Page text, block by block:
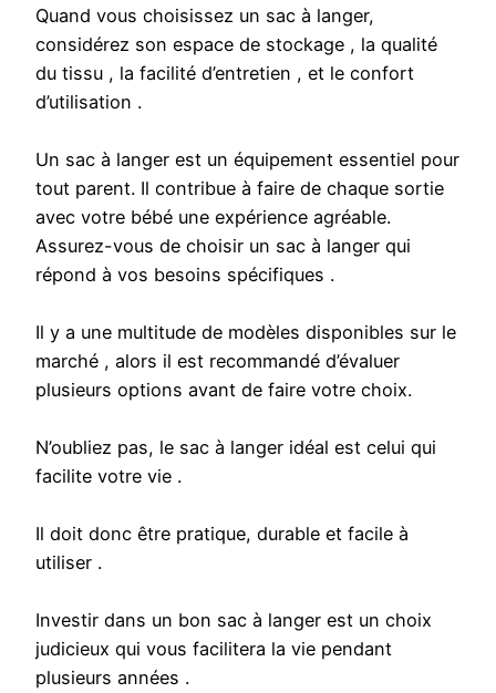
Quand vous choisissez un sac à langer,
considérez son espace de stockage , la qualité
du tissu , la facilité d’entretien , et le confort
d’utilisation .
Un sac à langer est un équipement essentiel pour
tout parent. Il contribue à faire de chaque sortie
avec votre bébé une expérience agréable.
Assurez-vous de choisir un sac à langer qui
répond à vos besoins spécifiques .
Il y a une multitude de modèles disponibles sur le
marché , alors il est recommandé d’évaluer
plusieurs options avant de faire votre choix.
N’oubliez pas, le sac à langer idéal est celui qui
facilite votre vie .
Il doit donc être pratique, durable et facile à
utiliser .
Investir dans un bon sac à langer est un choix
judicieux qui vous facilitera la vie pendant
plusieurs années .